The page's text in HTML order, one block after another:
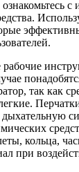
с
так как
кольца,
при